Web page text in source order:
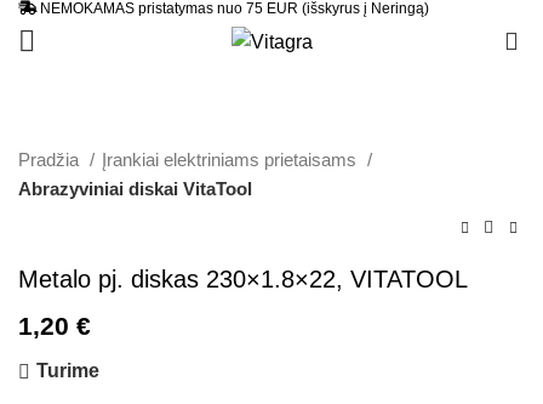
NEMOKAMAS pristatymas nuo 75 EUR (išskyrus į Neringą)
Pradžia
Įrankiai elektriniams prietaisams
Abrazyviniai diskai VitaTool
Metalo pj. diskas 230×1.8×22, VITATOOL
1,20 €
Turime